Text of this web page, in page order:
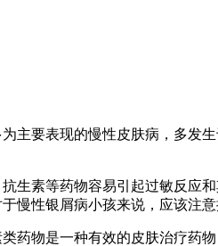
主要表现的慢性皮肤病，多发
生素等药物容易引起过敏反应
性银屑病小孩来说，应该注
药物是一种有效的皮肤治疗药